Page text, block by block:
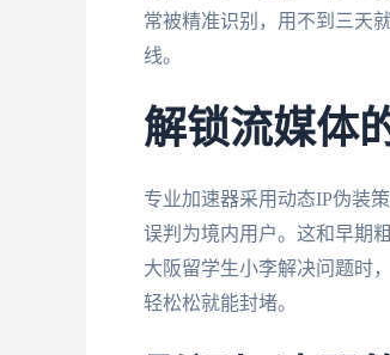
常被精准识别，用不到三天
线。
解锁流媒体
专业加速器采用动态IP伪装
误判为境内用户。这和早期
大阪留学生小李解决问题时
轻松松就能封堵。